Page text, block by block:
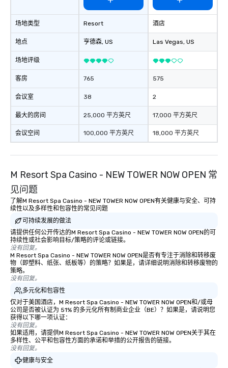
场地类型
地点
场地评级
客房
会议室
最大的房间
会议空间
Resort
亨德森, US
765
38
25,000 平方英尺
100,000 平方英尺
酒店
Las Vegas, US
575
2
17,000 平方英尺
18,000 平方英尺
M Resort Spa Casino - NEW TOWER NOW OPEN 常
见问题
了解M Resort Spa Casino - NEW TOWER NOW OPEN有关健康与安全、可持
续性以及多样性和包容性的常见问题
可持续发展的做法
请提供任何公开传达的M Resort Spa Casino - NEW TOWER NOW OPEN的可
持续性或社会影响目标/策略的评论或链接。
没有回复。
M Resort Spa Casino - NEW TOWER NOW OPEN是否有专注于消除和转移废
物（即塑料、纸张、纸板等）的策略？如果是，请详细说明消除和转移废物的
策略。
没有回复。
多元化和包容性
仅对于美国酒店，M Resort Spa Casino - NEW TOWER NOW OPEN和/或母
公司是否被认证为 51% 的多元化所有制商业企业（BE）？如果是，请说明您
获得以下哪一项认证：
没有回复。
如果适用，请提供M Resort Spa Casino - NEW TOWER NOW OPEN关于其在
多样性、公平和包容性方面的承诺和举措的公开报告的链接。
没有回复。
健康与安全